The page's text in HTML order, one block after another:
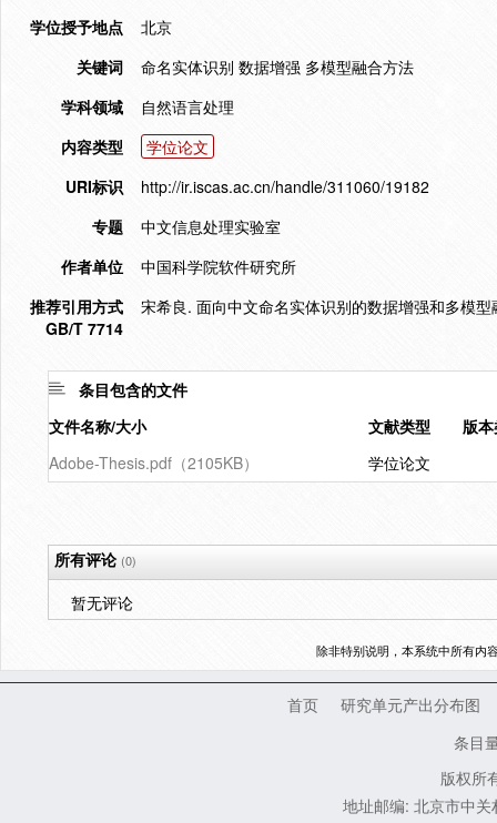
学位授予地点
北京
关键词
命名实体识别 数据增强 多模型融合方法
学科领域
自然语言处理
内容类型
学位论文
URI标识
http://ir.iscas.ac.cn/handle/311060/19182
专题
中文信息处理实验室
作者单位
中国科学院软件研究所
推荐引用方式
GB/T 7714
宋希良. 面向中文命名实体识别的数据增强和多模
条目包含的文件
文件名称/大小
文献类型
版
Adobe-Thesis.pdf（2105KB）
学位论文
所有评论(0)
暂无评论
除非特别说明，本系统中所有内
首页
研究单元产出分布图
条目
版权所
地址邮编: 北京市中